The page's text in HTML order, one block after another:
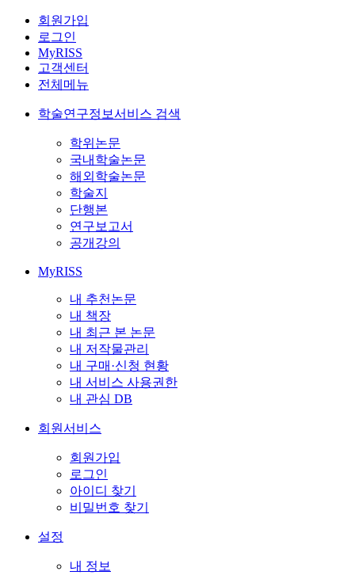
회원가입
로그인
MyRISS
고객센터
전체메뉴
학술연구정보서비스 검색
학위논문
국내학술논문
해외학술논문
학술지
단행본
연구보고서
공개강의
MyRISS
내 추천논문
내 책장
내 최근 본 논문
내 저작물관리
내 구매·신청 현황
내 서비스 사용권한
내 관심 DB
회원서비스
회원가입
로그인
아이디 찾기
비밀번호 찾기
설정
내 정보